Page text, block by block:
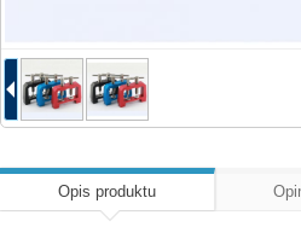
Opis produktu